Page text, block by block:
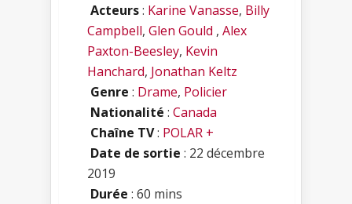
Acteurs: Karine Vanasse, Billy
Campbell, Glen Gould , Alex
Paxton-Beesley, Kevin
Hanchard, Jonathan Keltz
Genre : Drame, Policier
Nationalité : Canada
Chaîne TV: POLAR +
Date de sortie : 22 décembre
2019
Durée : 60 mins